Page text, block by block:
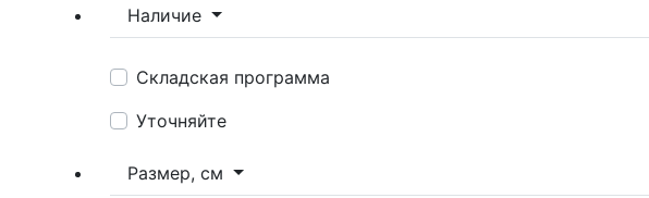
Наличие
Складская программа
Уточняйте
Размер, см